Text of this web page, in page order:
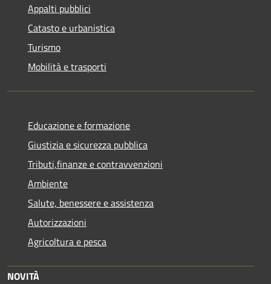
Appalti pubblici
Catasto e urbanistica
Turismo
Mobilità e trasporti
Educazione e formazione
Giustizia e sicurezza pubblica
Tributi,finanze e contravvenzioni
Ambiente
Salute, benessere e assistenza
Autorizzazioni
Agricoltura e pesca
NOVITÀ